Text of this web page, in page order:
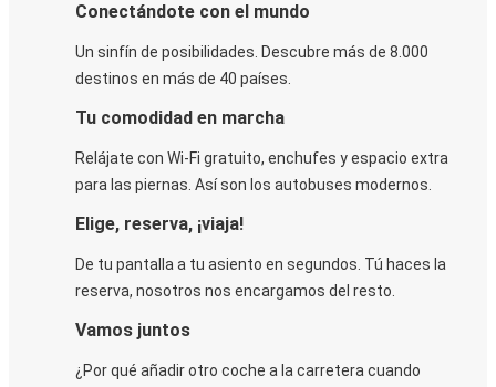
Conectándote con el mundo
Un sinfín de posibilidades. Descubre más de 8.000
destinos en más de 40 países.
Tu comodidad en marcha
Relájate con Wi-Fi gratuito, enchufes y espacio extra
para las piernas. Así son los autobuses modernos.
Elige, reserva, ¡viaja!
De tu pantalla a tu asiento en segundos. Tú haces la
reserva, nosotros nos encargamos del resto.
Vamos juntos
¿Por qué añadir otro coche a la carretera cuando